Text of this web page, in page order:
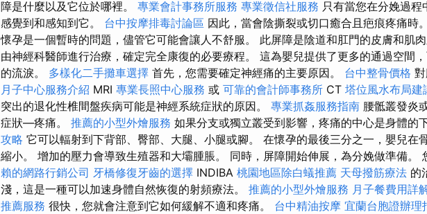
障是什麼以及它位於哪裡。 專業會計事務所服務 專業徵信社服務 只有當您在分娩過
感覺到和感知到它。 台中按摩排毒討論區 因此，當會陰撕裂或切口癒合且疤痕疼痛時
懷孕是一個暫時的問題，儘管它可能會讓人不舒服。 此屏障是陰道和肛門的皮膚和肌肉
由神經科醫師進行治療，確定完全康復的必要療程。 這為嬰兒提供了更多的通過空間
的流淚。 多樣化二手攤車選擇 首先，您需要確定神經痛的主要原因。 台中整骨價格
月子中心服務介紹 MRI 專業長照中心服務 或 可靠的會計師事務所 CT 塔位風水布局建
突出的退化性椎間盤疾病可能是神經系統症狀的原因。 專業抓姦服務指南 腰骶叢發炎
症狀—疼痛。 推薦的小型外燴服務 如果分支或獨立叢受到影響，疼痛的中心是身體的
攻略 它可以輻射到下背部、臀部、大腿、小腿或腳。 在懷孕的最後三分之一，嬰兒在
縮小。 增加的壓力會導致生殖器和大壩腫脹。 同時，屏障開始伸展，為分娩做準備。
賴的網路行銷公司 牙橋修復牙齒的選擇 INDIBA 桃園地區除白蟻推薦 天母撥筋療法 的
淺，這是一種可以加速身體自然恢復的射頻療法。 推薦的小型外燴服務 月子餐費用詳
推薦服務 很快，您就會注意到它如何緩解不適和疼痛。 台中精油按摩 宜蘭台胞證辦理